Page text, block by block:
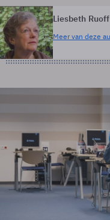
Liesbeth
Meer van deze